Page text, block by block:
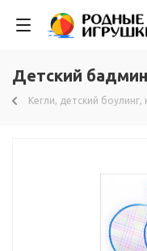
Детский
Кегли, детский